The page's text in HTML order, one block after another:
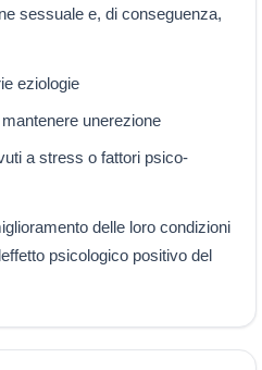
sessuale e, di conseguenza,
eziologie
unerezione
a stress o fattori psico-
delle loro condizioni
psicologico positivo del